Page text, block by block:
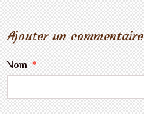
Ajouter un commentaire
Nom